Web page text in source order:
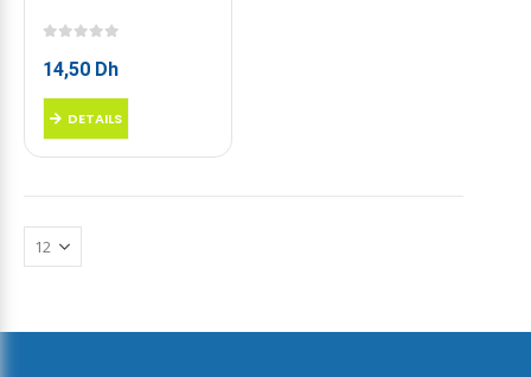
14,50 Dh
DETAILS